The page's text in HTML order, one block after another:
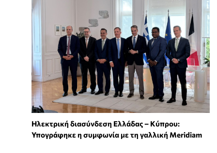
Ηλεκτρική διασύνδεση Ελλάδας – Κύπρου:
Υπογράφηκε η συμφωνία με τη γαλλική Meridiam